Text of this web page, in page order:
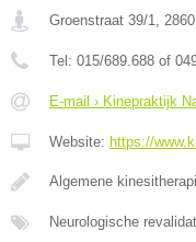
Groenstraat 39/1 2860
Tel: 015/689.688 of
E-mail › Kinepraktijk
Website: https://
Algemene
Neurologische